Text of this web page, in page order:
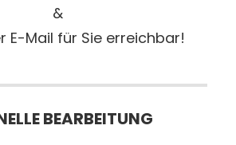
&
E-Mail für Sie erreichbar!
BEARBEITUNG